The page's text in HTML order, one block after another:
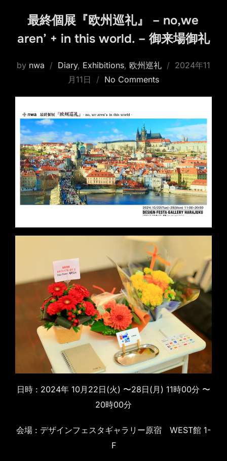
最終個展『欧州巡礼』 – no,we
aren’ + in this world. – 御来場御礼
by nwa Diary, Exhibitions, 欧州巡礼
Posted
2024年11
月11日
No Comments
日時 : 2024年 10月22日(火) 〜28日(月) 11時00分 〜
20時00分
会場 : デザインフェスタギャラリー原宿 WEST館 1-
F